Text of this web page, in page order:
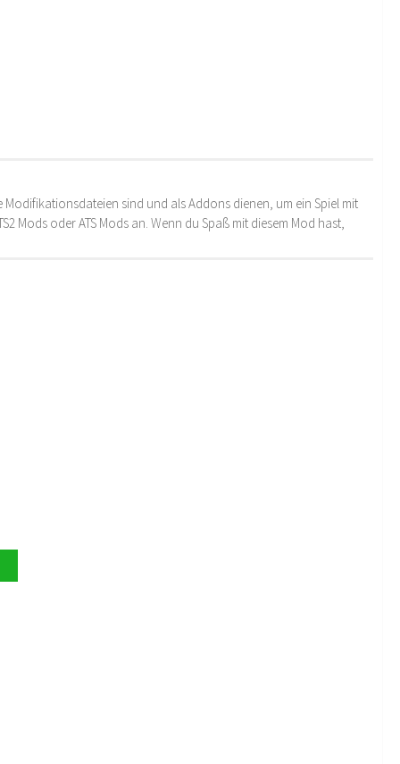
sind und als Addons dienen, um ein Spiel mit
Mods oder ATS Mods an. Wenn du Spaß mit diesem Mod hast,